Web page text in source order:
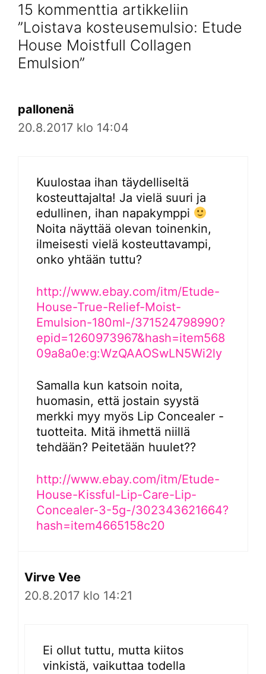
15 kommenttia artikkeliin
”Loistava kosteusemulsio: Etude
House Moistfull Collagen
Emulsion”
pallonenä
20.8.2017 klo 14:04
Kuulostaa ihan täydelliseltä
kosteuttajalta! Ja vielä suuri ja
edullinen, ihan napakymppi
Noita näyttää olevan toinenkin,
ilmeisesti vielä kosteuttavampi,
onko yhtään tuttu?
http://www.ebay.com/itm/Etude-
House-True-Relief-Moist-
Emulsion-180ml-/371524798990?
epid=1260973967&hash=item568
09a8a0e:g:WzQAAOSwLN5Wi2ly
Samalla kun katsoin noita,
huomasin, että jostain syystä
merkki myy myös Lip Concealer -
tuotteita. Mitä ihmettä niillä
tehdään? Peitetään huulet??
http://www.ebay.com/itm/Etude-
House-Kissful-Lip-Care-Lip-
Concealer-3-5g-/302343621664?
hash=item4665158c20
Virve Vee
20.8.2017 klo 14:21
Ei ollut tuttu, mutta kiitos
vinkistä, vaikuttaa todella